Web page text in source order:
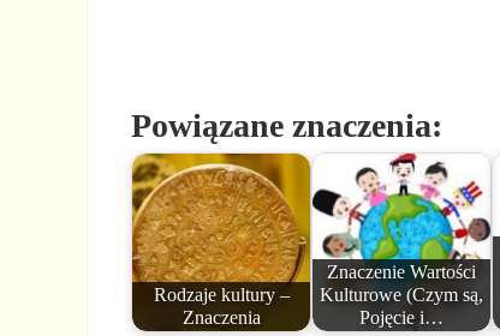
Powiązane znaczenia:
Rodzaje kultury –
Znaczenia
Znaczenie Wartości
Kulturowe (Czym są,
Pojęcie i…